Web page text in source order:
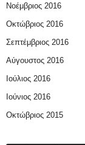
Νοέμβριος 2016
Οκτώβριος 2016
Σεπτέμβριος 2016
Αύγουστος 2016
Ιούλιος 2016
Ιούνιος 2016
Οκτώβριος 2015